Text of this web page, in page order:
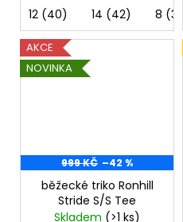
12 (40) 14 (42) 8 (36)
AKCE
NOVINKA
999 KČ –42 %
běžecké triko Ronhill
Stride S/S Tee
Skladem (>1 ks)